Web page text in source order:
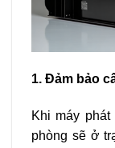
1. Đảm bảo
Khi máy
phòng sẽ ở